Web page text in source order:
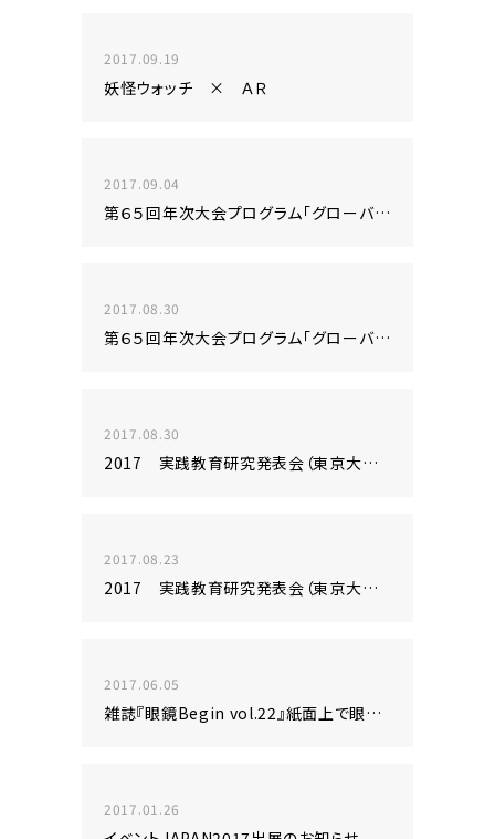
2017.09.19
妖怪ウォッチ × ＡＲ
2017.09.04
第６５回年次大会プログラム「グローバル化する工学教育」に出展に出展致しました！
2017.08.30
第６５回年次大会プログラム「グローバル化する工学教育」に出展いたします！！
2017.08.30
2017 実践教育研究発表会（東京大会）に出展致しました！
2017.08.23
2017 実践教育研究発表会（東京大会）に出展致します！
2017.06.05
雑誌『眼鏡Begin vol.22』紙面上で眼鏡をスマホでヴァーチャル試着に「ARcube」を採用！
2017.01.26